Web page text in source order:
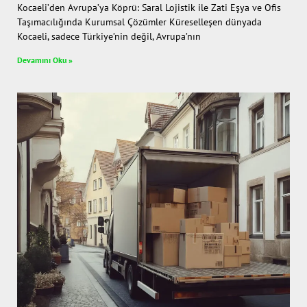
Kocaeli’den Avrupa’ya Köprü: Saral Lojistik ile Zati Eşya ve Ofis
Taşımacılığında Kurumsal Çözümler Küreselleşen dünyada
Kocaeli, sadece Türkiye’nin değil, Avrupa’nın
Devamını Oku »